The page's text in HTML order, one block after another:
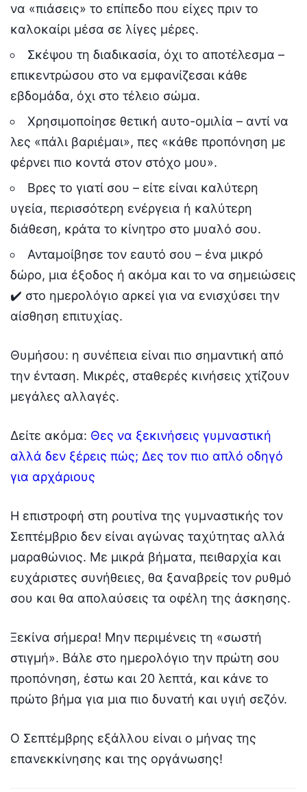
να «πιάσεις» το επίπεδο που είχες πριν το
καλοκαίρι μέσα σε λίγες μέρες.
Σκέψου τη διαδικασία, όχι το αποτέλεσμα –
επικεντρώσου στο να εμφανίζεσαι κάθε
εβδομάδα, όχι στο τέλειο σώμα.
Χρησιμοποίησε θετική αυτο-ομιλία – αντί να
λες «πάλι βαριέμαι», πες «κάθε προπόνηση με
φέρνει πιο κοντά στον στόχο μου».
Βρες το γιατί σου – είτε είναι καλύτερη
υγεία, περισσότερη ενέργεια ή καλύτερη
διάθεση, κράτα το κίνητρο στο μυαλό σου.
Ανταμοίβησε τον εαυτό σου – ένα μικρό
δώρο, μια έξοδος ή ακόμα και το να σημειώσεις
✔️ στο ημερολόγιο αρκεί για να ενισχύσει την
αίσθηση επιτυχίας.
Θυμήσου: η συνέπεια είναι πιο σημαντική από
την ένταση. Μικρές, σταθερές κινήσεις χτίζουν
μεγάλες αλλαγές.
Δείτε ακόμα: Θες να ξεκινήσεις γυμναστική
αλλά δεν ξέρεις πώς; Δες τον πιο απλό οδηγό
για αρχάριους
Η επιστροφή στη ρουτίνα της γυμναστικής τον
Σεπτέμβριο δεν είναι αγώνας ταχύτητας αλλά
μαραθώνιος. Με μικρά βήματα, πειθαρχία και
ευχάριστες συνήθειες, θα ξαναβρείς τον ρυθμό
σου και θα απολαύσεις τα οφέλη της άσκησης.
Ξεκίνα σήμερα! Μην περιμένεις τη «σωστή
στιγμή». Βάλε στο ημερολόγιο την πρώτη σου
προπόνηση, έστω και 20 λεπτά, και κάνε το
πρώτο βήμα για μια πιο δυνατή και υγιή σεζόν.
Ο Σεπτέμβρης εξάλλου είναι ο μήνας της
επανεκκίνησης και της οργάνωσης!